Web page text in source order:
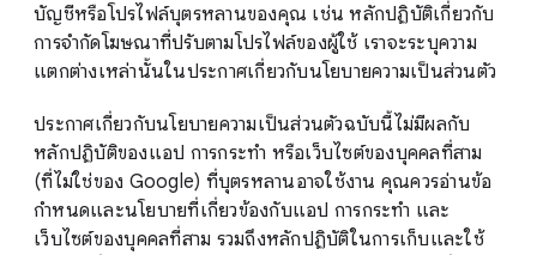
บัญชีหรือโปรไฟล์บุตรหลานของคุณ เช่น หลักปฏิบัติเกี่ยวกับ
การจำกัดโฆษณาที่ปรับตามโปรไฟล์ของผู้ใช้ เราจะระบุความ
แตกต่างเหล่านั้นในประกาศเกี่ยวกับนโยบายความเป็นส่วนตัว
ประกาศเกี่ยวกับนโยบายความเป็นส่วนตัวฉบับนี้ไม่มีผลกับ
หลักปฏิบัติของแอป การกระทำ หรือเว็บไซต์ของบุคคลที่สาม
(ที่ไม่ใช่ของ Google) ที่บุตรหลานอาจใช้งาน คุณควรอ่านข้อ
กำหนดและนโยบายที่เกี่ยวข้องกับแอป การกระทำ และ
เว็บไซต์ของบุคคลที่สาม รวมถึงหลักปฏิบัติในการเก็บและใช้